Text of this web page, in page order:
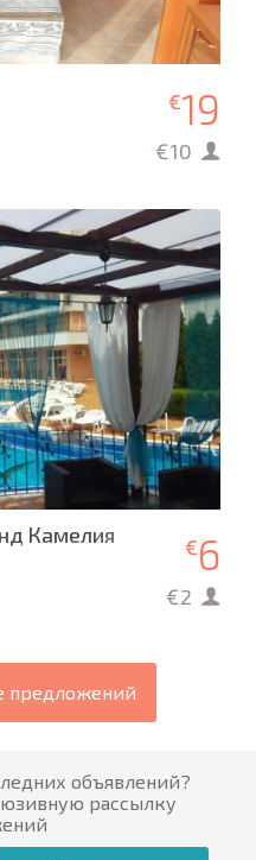
€19
€10
Камелия €6
€2
предложений
объявлений?
рассылку